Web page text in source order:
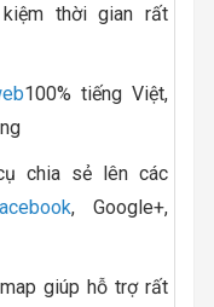
thời gian rất
100% tiếng Việt,
chia sẻ lên các
, Google+,
giúp hỗ trợ rất